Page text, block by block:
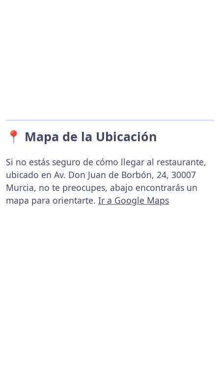
📍 Mapa de la Ubicación
Si no estás seguro de cómo llegar al restaurante,
ubicado en Av. Don Juan de Borbón, 24, 30007
Murcia, no te preocupes, abajo encontrarás un
mapa para orientarte. Ir a Google Maps